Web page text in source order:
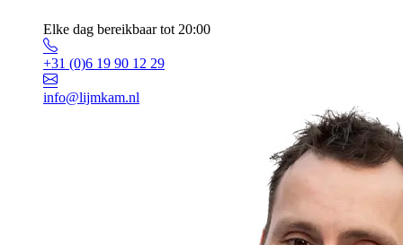
Elke dag bereikbaar tot 20:00
+31 (0)6 19 90 12 29
info@lijmkam.nl